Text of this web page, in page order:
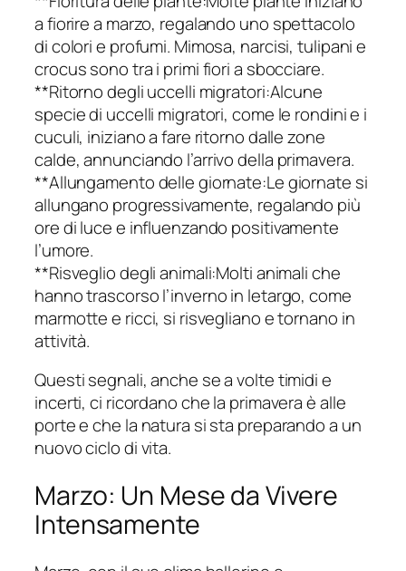
a fiorire a marzo, regalando uno spettacolo
di colori e profumi. Mimosa, narcisi, tulipani e
crocus sono tra i primi fiori a sbocciare.
**Ritorno degli uccelli migratori:Alcune
specie di uccelli migratori, come le rondini e i
cuculi, iniziano a fare ritorno dalle zone
calde, annunciando l’arrivo della primavera.
**Allungamento delle giornate:Le giornate si
allungano progressivamente, regalando più
ore di luce e influenzando positivamente
l’umore.
**Risveglio degli animali:Molti animali che
hanno trascorso l’inverno in letargo, come
marmotte e ricci, si risvegliano e tornano in
attività.
Questi segnali, anche se a volte timidi e
incerti, ci ricordano che la primavera è alle
porte e che la natura si sta preparando a un
nuovo ciclo di vita.
Marzo: Un Mese da Vivere
Intensamente